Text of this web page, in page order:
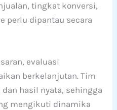
tingkat konversi,
perlu dipantau secara
evaluasi
berkelanjutan. Tim
hasil nyata, sehingga
mengikuti dinamika